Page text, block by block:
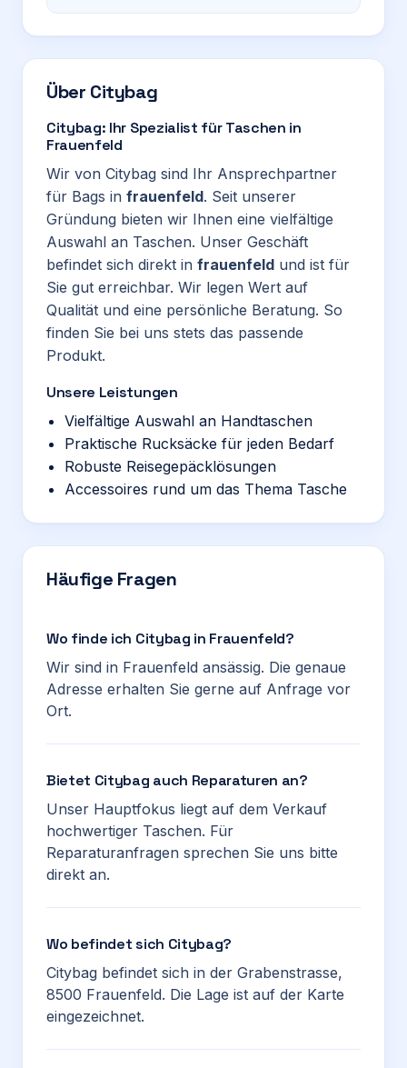
Über Citybag
Citybag: Ihr Spezialist für Taschen in
Frauenfeld
Wir von Citybag sind Ihr Ansprechpartner
für Bags in frauenfeld. Seit unserer
Gründung bieten wir Ihnen eine vielfältige
Auswahl an Taschen. Unser Geschäft
befindet sich direkt in frauenfeld und ist für
Sie gut erreichbar. Wir legen Wert auf
Qualität und eine persönliche Beratung. So
finden Sie bei uns stets das passende
Produkt.
Unsere Leistungen
Vielfältige Auswahl an Handtaschen
Praktische Rucksäcke für jeden Bedarf
Robuste Reisegepäcklösungen
Accessoires rund um das Thema Tasche
Häufige Fragen
Wo finde ich Citybag in Frauenfeld?
Wir sind in Frauenfeld ansässig. Die genaue
Adresse erhalten Sie gerne auf Anfrage vor
Ort.
Bietet Citybag auch Reparaturen an?
Unser Hauptfokus liegt auf dem Verkauf
hochwertiger Taschen. Für
Reparaturanfragen sprechen Sie uns bitte
direkt an.
Wo befindet sich Citybag?
Citybag befindet sich in der Grabenstrasse,
8500 Frauenfeld. Die Lage ist auf der Karte
eingezeichnet.